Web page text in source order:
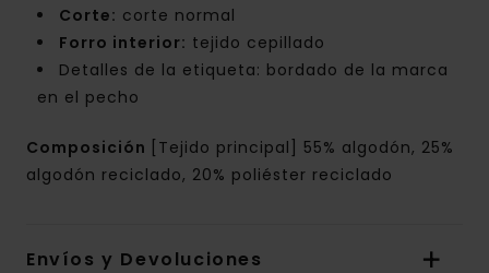
Corte: corte normal
Forro interior: tejido cepillado
Detalles de la etiqueta: bordado de la marca
en el pecho
Composición [Tejido principal] 55% algodón, 25%
algodón reciclado, 20% poliéster reciclado
Envíos y Devoluciones